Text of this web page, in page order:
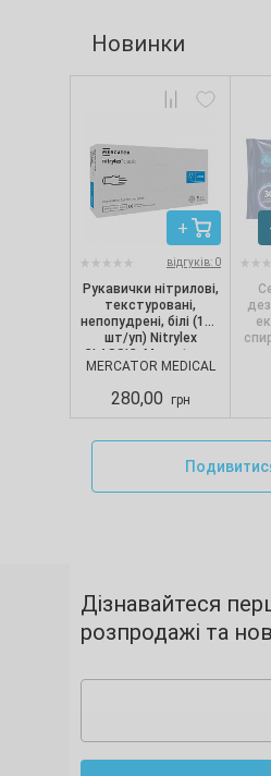
Новинки
відгуків: 0
Рукавички нітрилові,
текстуровані,
непопудрені, білі (100
шт/уп) Nitrylex
CLASSIC, Mercator, р.
S
MERCATOR MEDICAL
280,00 грн
Дізнавайтеся
розпродажі та